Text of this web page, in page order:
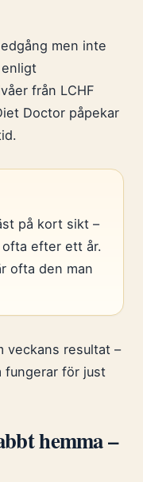
men inte
enligt
från LCHF
Doctor påpekar
på kort sikt –
efter ett år.
ofta den man
veckans resultat –
fungerar för just
hemma –